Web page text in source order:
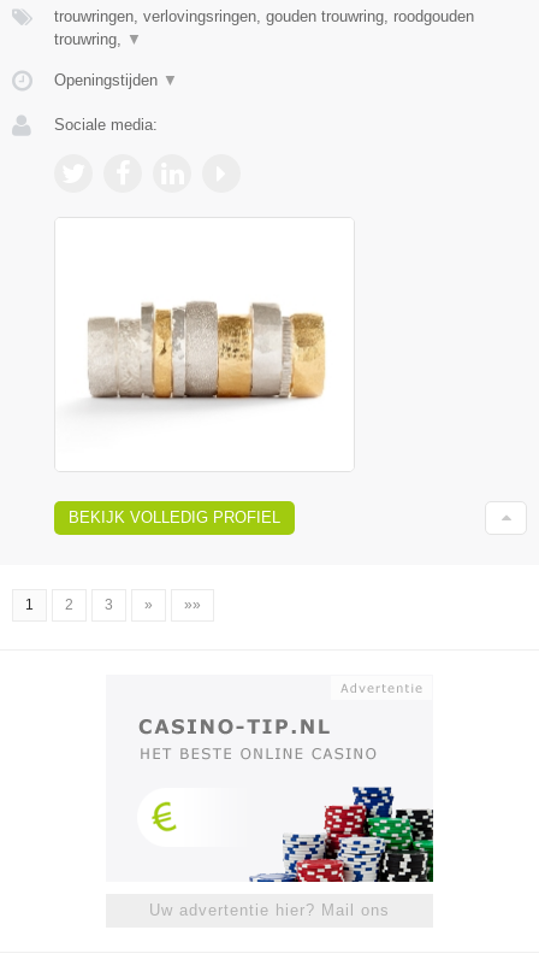
trouwringen, verlovingsringen, gouden trouwring, roodgouden
trouwring, ▼
Openingstijden ▼
Sociale media:
BEKIJK VOLLEDIG PROFIEL
1 2 3 » »»
Uw advertentie hier? Mail ons